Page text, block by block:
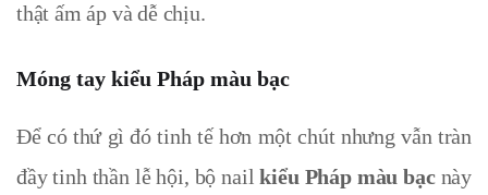
thật ấm áp và dễ chịu.
Móng tay kiểu Pháp màu bạc
Để có thứ gì đó tinh tế hơn một chút nhưng vẫn tràn
đầy tinh thần lễ hội, bộ nailkiểu Pháp màu bạcnày